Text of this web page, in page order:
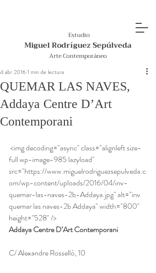
Estudio
Miguel Rodríguez Sepúlveda
Arte Contemporáneo
QUEMAR LAS NAVES,
Addaya Centre D’Art
Contemporani
4 abr 20161 min de lectura
full wp-image-985 lazyload"
src="https://www.miguelrodriguezsepulveda.c
om/wp-content/uploads/2016/04/inv-
quemar-las-naves-2b-Addaya.jpg" alt="inv
quemar las naves-2b Addaya" width="800"
height="528" />
Addaya Centre D’Art Contemporani
C/ Alexandre Rosselló, 10